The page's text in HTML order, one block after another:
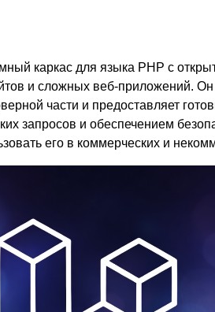
каркас для языка PHP с
и сложных веб-приложений. Он
части и предоставляет
запросов и обеспечением
его в коммерческих и